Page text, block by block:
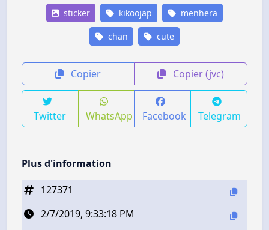
sticker kikoojap menhera
chan cute
Copier Copier (jvc)
Twitter WhatsApp Facebook Telegram
Plus d'information
127371
2/7/2019, 9:33:18 PM